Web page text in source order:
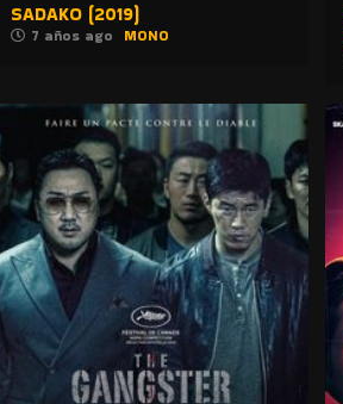
SADAKO (2019)
7 años ago MONO